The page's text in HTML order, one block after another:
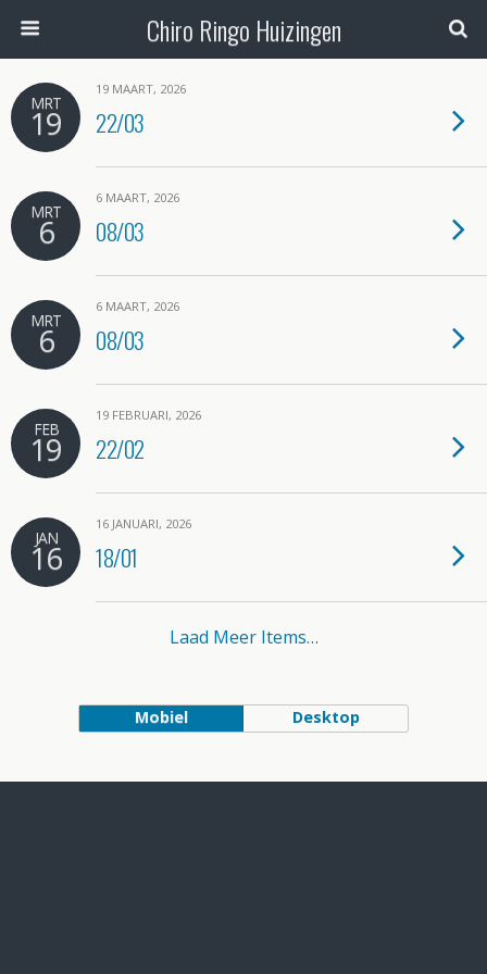
Chiro Ringo Huizingen
MRT
19
19 MAART, 2026
22/03
MRT
6
6 MAART, 2026
08/03
MRT
6
6 MAART, 2026
08/03
FEB
19
19 FEBRUARI, 2026
22/02
JAN
16
16 JANUARI, 2026
18/01
Laad Meer Items…
Mobiel Desktop